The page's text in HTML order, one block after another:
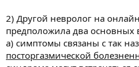
2) Другой невролог на
предположила два основных
а) симптомы связаны с так
посторгазмической